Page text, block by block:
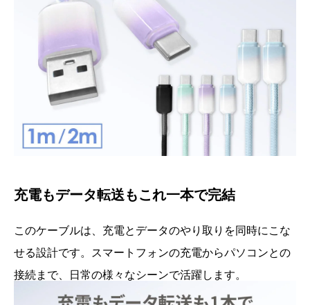
充電もデータ転送もこれ一本で完結
このケーブルは、充電とデータのやり取りを同時にこな
せる設計です。スマートフォンの充電からパソコンとの
接続まで、日常の様々なシーンで活躍します。